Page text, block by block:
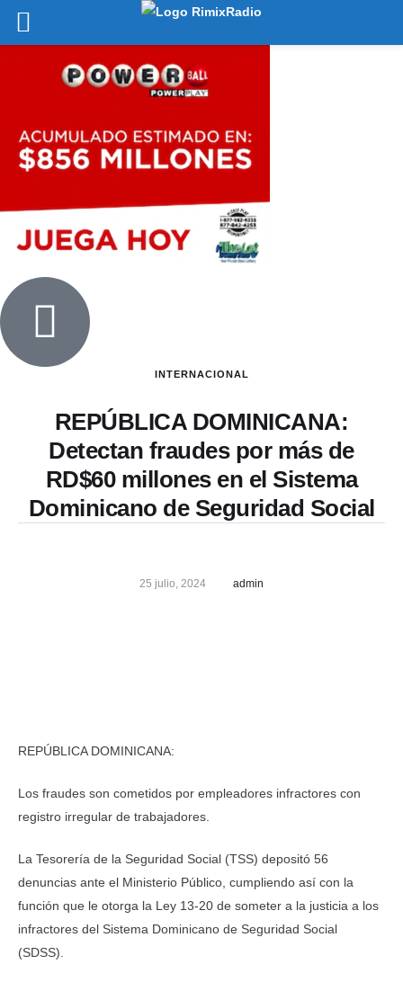
INTERNACIONAL
REPÚBLICA DOMINICANA:
Detectan fraudes por más de
RD$60 millones en el Sistema
Dominicano de Seguridad Social
25 julio, 2024 admin
REPÚBLICA DOMINICANA:
Los fraudes son cometidos por empleadores infractores con
registro irregular de trabajadores.
La Tesorería de la Seguridad Social (TSS) depositó 56
denuncias ante el Ministerio Público, cumpliendo así con la
función que le otorga la Ley 13-20 de someter a la justicia a los
infractores del Sistema Dominicano de Seguridad Social
(SDSS).